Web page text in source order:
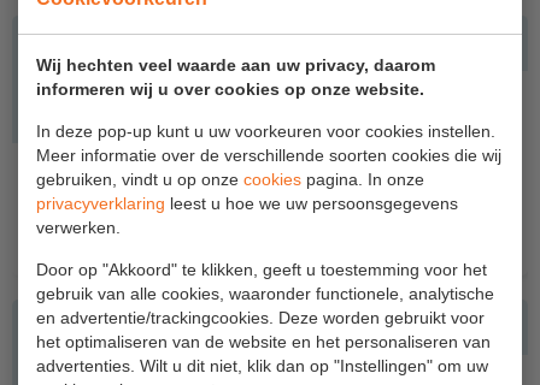
Wij hechten veel waarde aan uw privacy, daarom
informeren wij u over cookies op onze website.
In deze pop-up kunt u uw voorkeuren voor cookies instellen.
Meer informatie over de verschillende soorten cookies die wij
gebruiken, vindt u op onze cookies pagina. In onze
privacyverklaring leest u hoe we uw persoonsgegevens
verwerken.
Door op "Akkoord" te klikken, geeft u toestemming voor het
gebruik van alle cookies, waaronder functionele, analytische
en advertentie/trackingcookies. Deze worden gebruikt voor
het optimaliseren van de website en het personaliseren van
advertenties. Wilt u dit niet, klik dan op "Instellingen" om uw
OVER ONS
Vestigingen
Dealers
Werken bij ons
Product video's
Blog
STEIGERVERANKERING MET ALUMINIUM
KOPPELINGEN
€ 224,00